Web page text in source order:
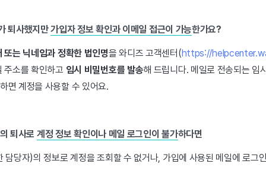
퇴사했지만가입자 정보 확인과 이메일 접근이 가능한가요?
또는 닉네임과 정확한 법인명을 와디즈 고객센터(https://
주소를 확인하고 임시 비밀번호를 발송해 드립니다. 메일로 전송되는 임
면 계정을 사용할 수 있어요.
퇴사로 계정 정보 확인이나 메일 로그인이 불가하다면
담당자)의 정보로 계정을 조회할 수 없거나, 가입에 사용된 메일에 로그